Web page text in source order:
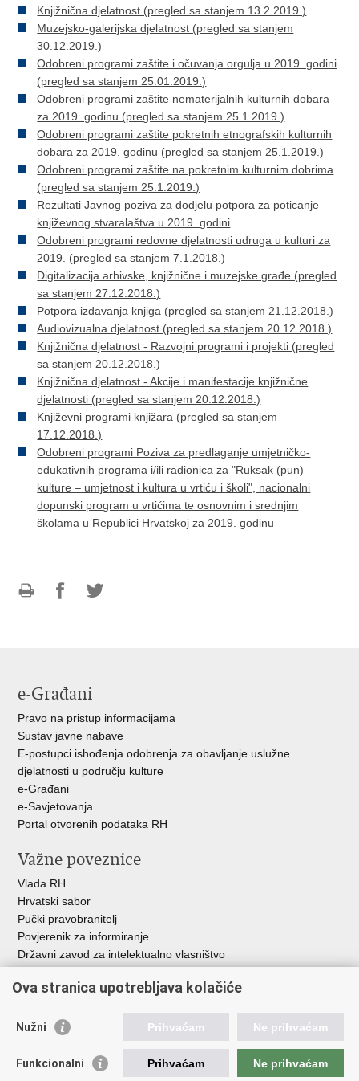
Knjižnična djelatnost (pregled sa stanjem 13.2.2019.)
Muzejsko-galerijska djelatnost (pregled sa stanjem
30.12.2019.)
Odobreni programi zaštite i očuvanja orgulja u 2019. godini
(pregled sa stanjem 25.01.2019.)
Odobreni programi zaštite nematerijalnih kulturnih dobara
za 2019. godinu (pregled sa stanjem 25.1.2019.)
Odobreni programi zaštite pokretnih etnografskih kulturnih
dobara za 2019. godinu (pregled sa stanjem 25.1.2019.)
Odobreni programi zaštite na pokretnim kulturnim dobrima
(pregled sa stanjem 25.1.2019.)
Rezultati Javnog poziva za dodjelu potpora za poticanje
književnog stvaralaštva u 2019. godini
Odobreni programi redovne djelatnosti udruga u kulturi za
2019. (pregled sa stanjem 7.1.2018.)
Digitalizacija arhivske, knjižnične i muzejske građe (pregled
sa stanjem 27.12.2018.)
Potpora izdavanja knjiga (pregled sa stanjem 21.12.2018.)
Audiovizualna djelatnost (pregled sa stanjem 20.12.2018.)
Knjižnična djelatnost - Razvojni programi i projekti (pregled
sa stanjem 20.12.2018.)
Knjižnična djelatnost - Akcije i manifestacije knjižnične
djelatnosti (pregled sa stanjem 20.12.2018.)
Književni programi knjižara (pregled sa stanjem
17.12.2018.)
Odobreni programi Poziva za predlaganje umjetničko-
edukativnih programa i/ili radionica za "Ruksak (pun)
kulture – umjetnost i kultura u vrtiću i školi", nacionalni
dopunski program u vrtićima te osnovnim i srednjim
školama u Republici Hrvatskoj za 2019. godinu
e-Građani
Pravo na pristup informacijama
Sustav javne nabave
E-postupci ishođenja odobrenja za obavljanje uslužne
djelatnosti u području kulture
e-Građani
e-Savjetovanja
Portal otvorenih podataka RH
Važne poveznice
Vlada RH
Hrvatski sabor
Pučki pravobranitelj
Povjerenik za informiranje
Državni zavod za intelektualno vlasništvo
HAKOM
Ostale poveznice
Hrvatski audiovizualni centar
Ova stranica upotrebljava kolačiće
Nužni Prihvaćam Ne prihvaćam
Funkcionalni Prihvaćam Ne prihvaćam